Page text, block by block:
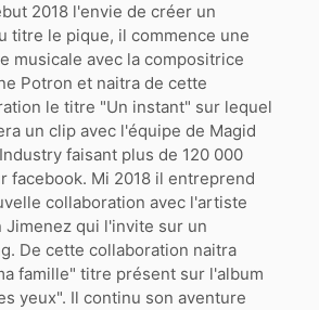
2018 l'envie de créer un
titre le pique, il commence une
musicale avec la compositrice
Potron et naitra de cette
le titre "Un instant" sur lequel
un clip avec l'équipe de Magid
faisant plus de 120 000
facebook. Mi 2018 il entreprend
collaboration avec l'artiste
Jimenez qui l'invite sur un
De cette collaboration naitra
famille" titre présent sur l'album
yeux". Il continu son aventure